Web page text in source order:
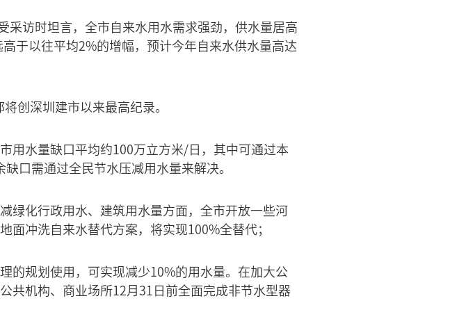
访时坦言，全市自来水用水需求强劲，供水量居高
于以往平均2%的增幅，预计今年自来水供水量高达
创深圳建市以来最高纪录。
用水量缺口平均约100万立方米/日，其中可通过本
口需通过全民节水压减用水量来解决。
绿化行政用水、建筑用水量方面，全市开放一些河
冲洗自来水替代方案，将实现100%全替代；
的规划使用，可实现减少10%的用水量。在加大公
共机构、商业场所12月31日前全面完成非节水型器